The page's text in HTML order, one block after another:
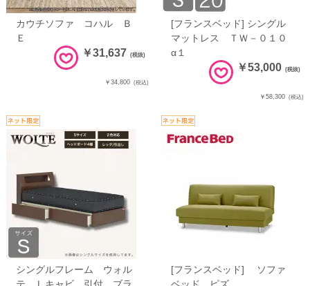
カウチソファ コハル Ｂ
Ｅ
￥31,637 (税抜)
￥34,800 (税込)
[フランスベッド] シングル
マットレス ＴＷ－０１０
α１
￥53,000 (税抜)
￥58,300 (税込)
シングルフレーム ウォル
[フランスベッド] ソファ